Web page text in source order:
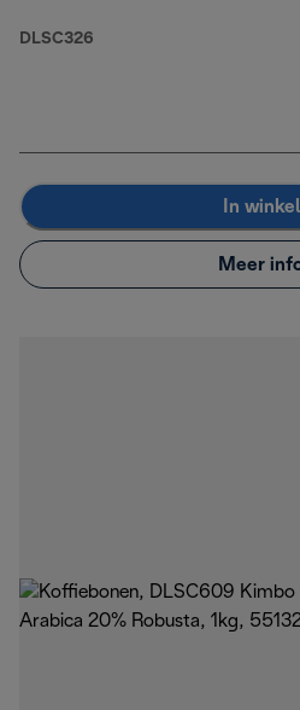
dubbelwandige glazen
DLSC326
In
Meer